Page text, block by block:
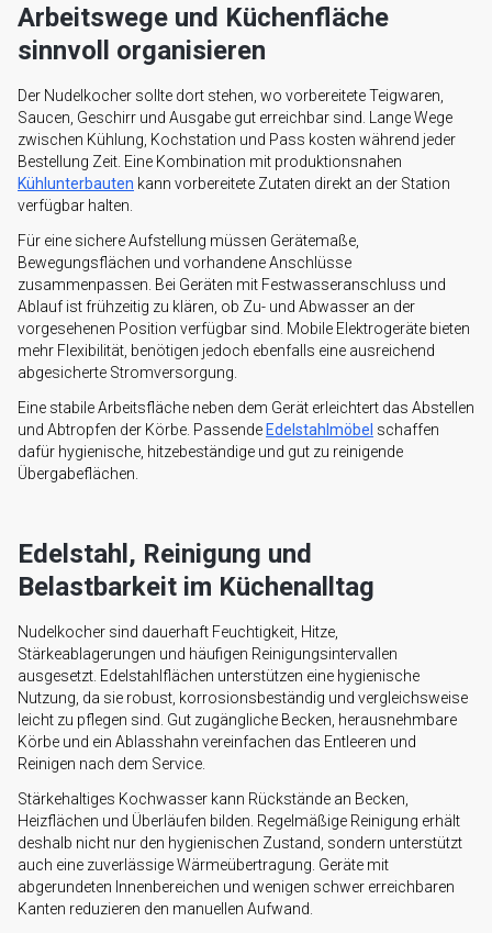
Arbeitswege und Küchenfläche
sinnvoll organisieren
Der Nudelkocher sollte dort stehen, wo vorbereitete Teigwaren,
Saucen, Geschirr und Ausgabe gut erreichbar sind. Lange Wege
zwischen Kühlung, Kochstation und Pass kosten während jeder
Bestellung Zeit. Eine Kombination mit produktionsnahen
Kühlunterbauten kann vorbereitete Zutaten direkt an der Station
verfügbar halten.
Für eine sichere Aufstellung müssen Gerätemaße,
Bewegungsflächen und vorhandene Anschlüsse
zusammenpassen. Bei Geräten mit Festwasseranschluss und
Ablauf ist frühzeitig zu klären, ob Zu- und Abwasser an der
vorgesehenen Position verfügbar sind. Mobile Elektrogeräte bieten
mehr Flexibilität, benötigen jedoch ebenfalls eine ausreichend
abgesicherte Stromversorgung.
Eine stabile Arbeitsfläche neben dem Gerät erleichtert das Abstellen
und Abtropfen der Körbe. Passende Edelstahlmöbel schaffen
dafür hygienische, hitzebeständige und gut zu reinigende
Übergabeflächen.
Edelstahl, Reinigung und
Belastbarkeit im Küchenalltag
Nudelkocher sind dauerhaft Feuchtigkeit, Hitze,
Stärkeablagerungen und häufigen Reinigungsintervallen
ausgesetzt. Edelstahlflächen unterstützen eine hygienische
Nutzung, da sie robust, korrosionsbeständig und vergleichsweise
leicht zu pflegen sind. Gut zugängliche Becken, herausnehmbare
Körbe und ein Ablasshahn vereinfachen das Entleeren und
Reinigen nach dem Service.
Stärkehaltiges Kochwasser kann Rückstände an Becken,
Heizflächen und Überläufen bilden. Regelmäßige Reinigung erhält
deshalb nicht nur den hygienischen Zustand, sondern unterstützt
auch eine zuverlässige Wärmeübertragung. Geräte mit
abgerundeten Innenbereichen und wenigen schwer erreichbaren
Kanten reduzieren den manuellen Aufwand.